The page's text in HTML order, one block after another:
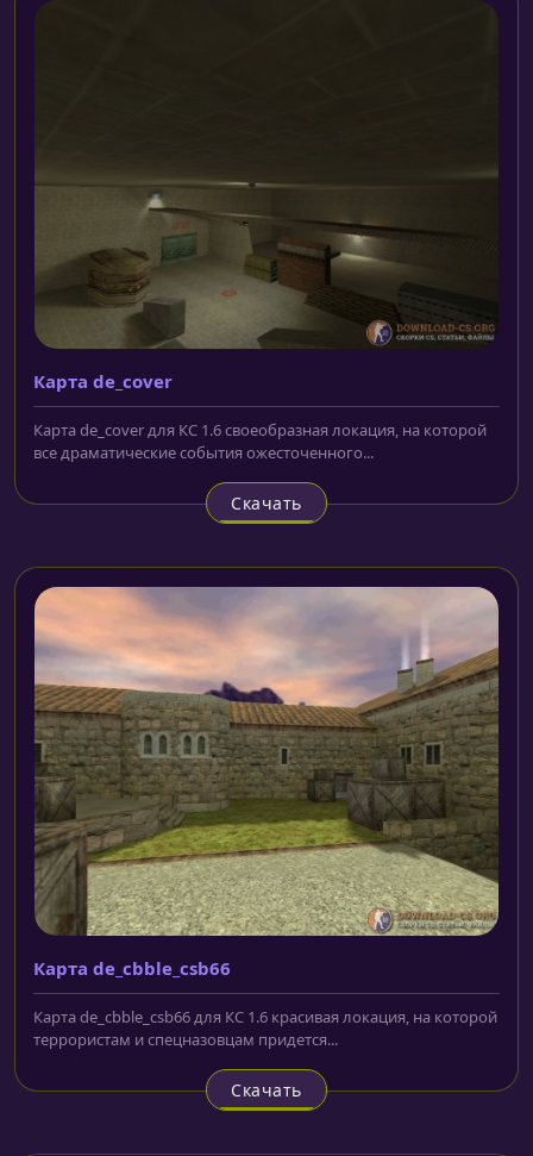
Карта de_cover
Карта de_cover для КС 1.6 своеобразная локация, на которой
все драматические события ожесточенного...
Скачать
Карта de_cbble_csb66
Карта de_cbble_csb66 для КС 1.6 красивая локация, на которой
террористам и спецназовцам придется...
Скачать